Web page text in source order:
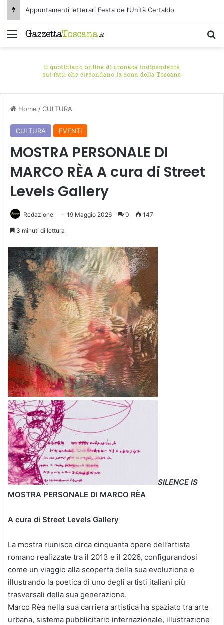
Appuntamenti letterari Festa de l’Unità Certaldo
Menu
Home /CULTURA
CULTURA EVENTI
MOSTRA PERSONALE DI
MARCO RÈA A cura di Street
Levels Gallery
Redazione 19 Maggio 2026 0 147
3 minuti di lettura
SILENCE IS
MOSTRA PERSONALE DI MARCO RÈA
A cura di Street Levels Gallery
La mostra riunisce circa cinquanta opere dell’artista
romano realizzate tra il 2013 e il 2026, configurandosi
come un viaggio alla scoperta della sua evoluzione e
illustrando la poetica di uno degli artisti italiani più
trasversali della sua generazione.
Marco Rèa nella sua carriera artistica ha spaziato tra arte
urbana, sistema pubblicitario internazionale, illustrazione